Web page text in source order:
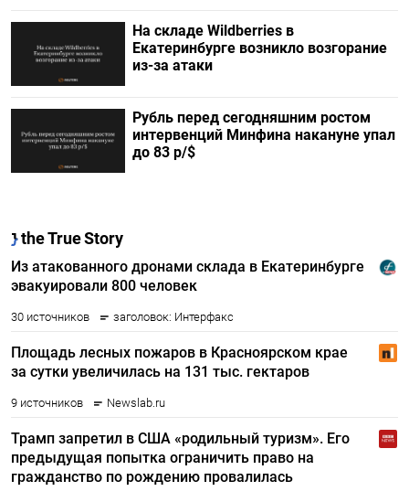
На складе Wildberries в
Екатеринбурге возникло возгорание
из-за атаки
Рубль перед сегодняшним ростом
интервенций Минфина накануне упал
до 83 р/$